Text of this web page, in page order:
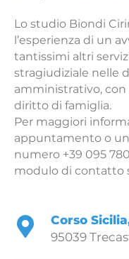
Lo studio Biondi
l’esperienza di un
tantissimi altri
stragiudiziale nelle
amministrativo,
diritto di famiglia.
Per maggiori
appuntamento o
numero +39 095
modulo di contatto
Corso
95039